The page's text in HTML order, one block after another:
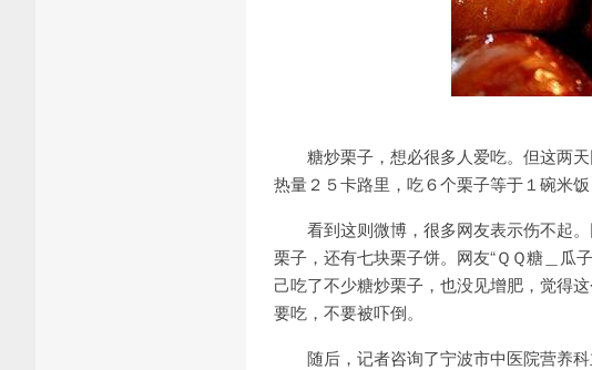
糖炒栗子，想必很多人爱吃。但这两天
热量２５卡路里，吃６个栗子等于１碗米
看到这则微博，很多网友表示伤不起。
栗子，还有七块栗子饼。网友“ＱＱ糖＿瓜
己吃了不少糖炒栗子，也没见增肥，觉得
要吃，不要被吓倒。
随后，记者咨询了宁波市中医院营养科